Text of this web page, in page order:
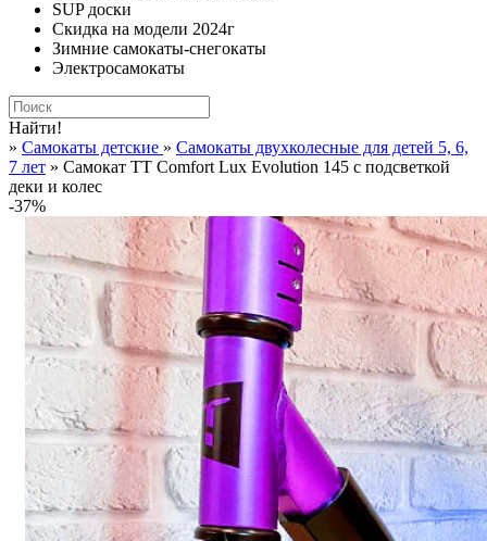
SUP доски
Скидка на модели 2024г
Зимние самокаты-снегокаты
Электросамокаты
Найти!
» Самокаты детские » Самокаты двухколесные для детей 5, 6,
7 лет » Самокат TT Comfort Lux Evolution 145 с подсветкой
деки и колес
-37%